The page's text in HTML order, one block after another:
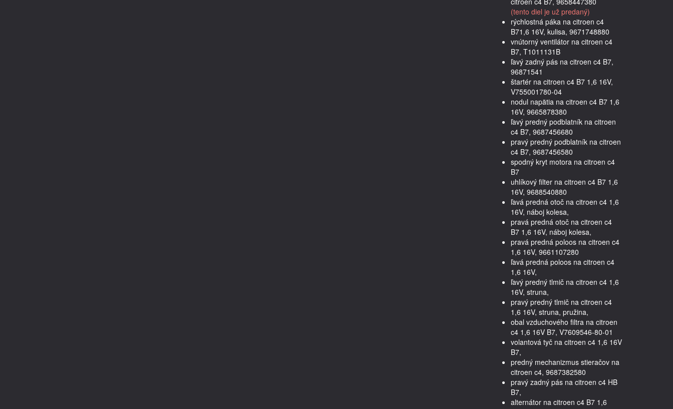
(tento diel je už predaný)
rýchlostná páka na citroen c4
B71,6 16V, kulisa, 9671748880
vnútorný ventilátor na citroen c4
B7, T1011131B
ľavý zadný pás na citroen c4 B7,
96871541
štartér na citroen c4 B7 1,6 16V,
V755001780-04
nodul napätia na citroen c4 B7 1,6
16V, 9665878380
ľavý predný podblatník na citroen
c4 B7, 9687456680
pravý predný podblatník na citroen
c4 B7, 9687456580
spodný kryt motora na citroen c4
B7
uhlíkový filter na citroen c4 B7 1,6
16V, 9688540880
ľavá predná otoč na citroen c4 1,6
16V, náboj kolesa,
pravá predná otoč na citroen c4
B7 1,6 16V, náboj kolesa,
pravá predná poloos na citroen c4
1,6 16V, 9661107280
ľavá predná poloos na citroen c4
1,6 16V,
ľavý predný tlmič na citroen c4 1,6
16V, struna,
pravý predný tlmič na citroen c4
1,6 16V, struna, pružina,
obal vzduchového filtra na citroen
c4 1,6 16V B7, V7609546-80-01
volantová tyč na citroen c4 1,6 16V
B7,
predný mechanizmus stieračov na
citroen c4, 9687382580
pravý zadný pás na citroen c4 HB
B7,
alternátor na citroen c4 B7 1,6